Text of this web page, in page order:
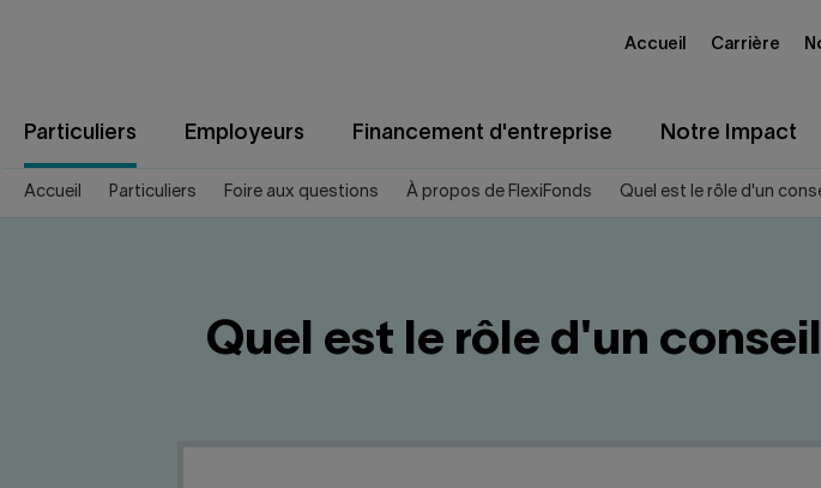
Particuliers Employeurs Financement d'entreprise Notre Impact
Accueil Carrière
Accueil Particuliers Foire aux questions À propos de FlexiFonds Quel est le rôle d'un
Quel est le rôle d'un